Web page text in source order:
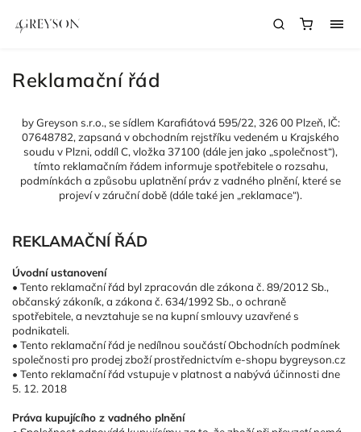
Reklamační řád
by Greyson s.r.o., se sídlem Karafiátová 595/22, 326 00 Plzeň, IČ:
07648782, zapsaná v obchodním rejstříku vedeném u Krajského
soudu v Plzni, oddíl C, vložka 37100 (dále jen jako „společnost“),
tímto reklamačním řádem informuje spotřebitele o rozsahu,
podmínkách a způsobu uplatnění práv z vadného plnění, které se
projeví v záruční době (dále také jen „reklamace“).
REKLAMAČNÍ ŘÁD
Úvodní ustanovení
• Tento reklamační řád byl zpracován dle zákona č. 89/2012 Sb.,
občanský zákoník, a zákona č. 634/1992 Sb., o ochraně
spotřebitele, a nevztahuje se na kupní smlouvy uzavřené s
podnikateli.
• Tento reklamační řád je nedílnou součástí Obchodních podmínek
společnosti pro prodej zboží prostřednictvím e-shopu bygreyson.cz
• Tento reklamační řád vstupuje v platnost a nabývá účinnosti dne
5. 12. 2018
Práva kupujícího z vadného plnění